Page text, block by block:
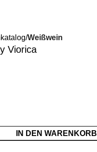
Weißwein
Viorica
IN DEN WARENKORB